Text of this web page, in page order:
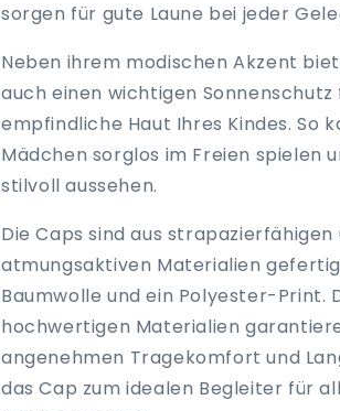
sorgen für gute Laune bei jeder
Neben ihrem modischen Akzent
auch einen wichtigen Sonnenschutz
empfindliche Haut Ihres Kindes. So
Mädchen sorglos im Freien spielen
stilvoll aussehen.
Die Caps sind aus strapazierfähigen
atmungsaktiven Materialien
Baumwolle und ein Polyester-Print.
hochwertigen Materialien
angenehmen Tragekomfort und
das Cap zum idealen Begleiter für